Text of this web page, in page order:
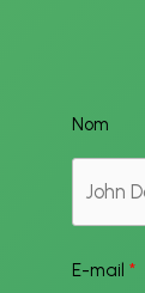
Nom
E-mail